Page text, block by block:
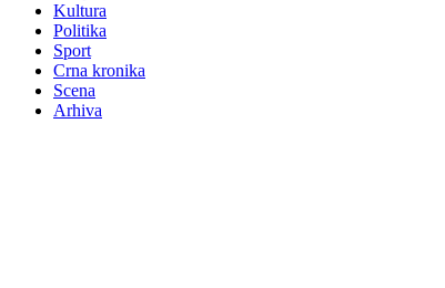
Kultura
Politika
Sport
Crna kronika
Scena
Arhiva